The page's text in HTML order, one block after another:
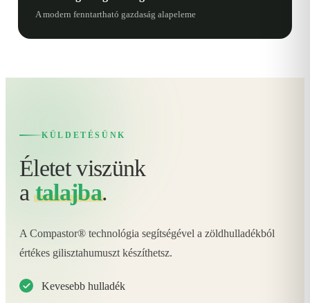
A modern fenntartható gazdaság alapeleme
KÜLDETÉSÜNK
Életet viszünk
atalajba.
A Compastor® technológia segítségével a zöldhulladékból
értékes gilisztahumuszt készíthetsz.
Kevesebb hulladék